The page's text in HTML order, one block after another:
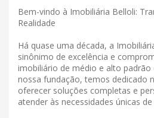
Bem-vindo à Imobiliária Belloli:
Realidade
Há quase uma década, a
sinônimo de excelência e
imobiliário de médio e alto padrão
nossa fundação, temos dedicado
oferecer soluções completas e
atender às necessidades únicas